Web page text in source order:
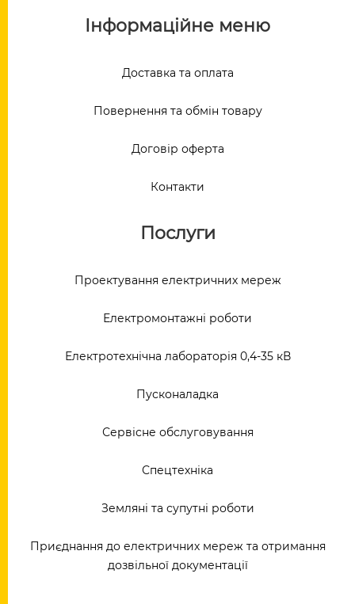
Інформаційне меню
Доставка та оплата
Повернення та обмін товару
Договір оферта
Контакти
Послуги
Проектування електричних мереж
Електромонтажні роботи
Електротехнічна лабораторія 0,4-35 кВ
Пусконаладка
Сервісне обслуговування
Спецтехніка
Земляні та супутні роботи
Приєднання до електричних мереж та отримання
дозвільної документації